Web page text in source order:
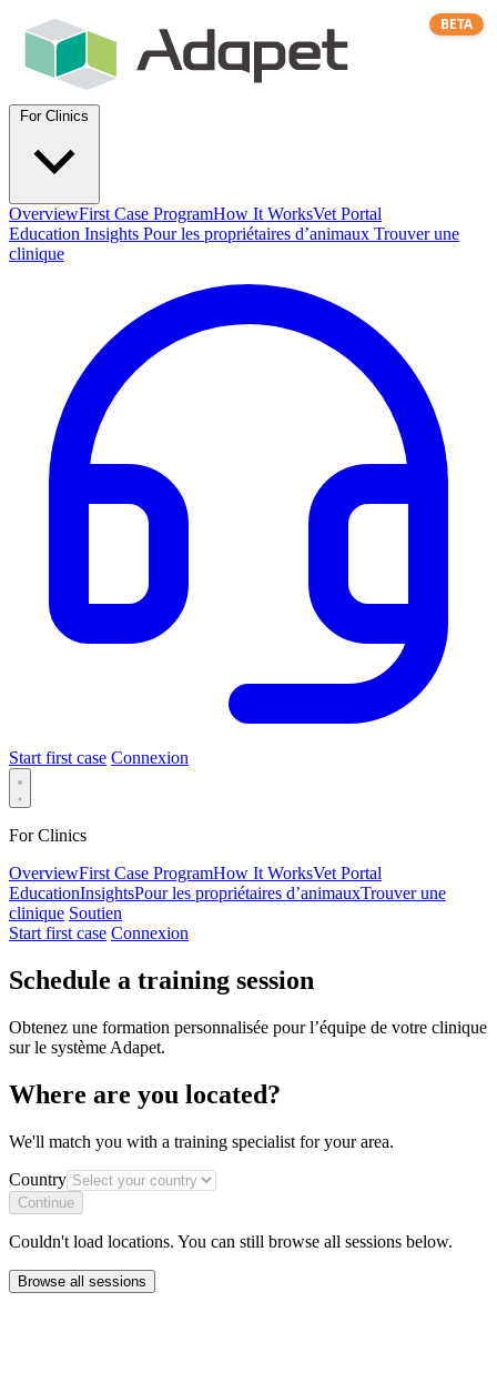
OverviewFirst Case ProgramHow It WorksVet Portal
Education Insights Pour les propriétaires d’animaux Trouver une
clinique
Start first case Connexion
For Clinics
OverviewFirst Case ProgramHow It WorksVet Portal
EducationInsightsPour les propriétaires d’animauxTrouver une
clinique Soutien
Start first case Connexion
Schedule a training session
Obtenez une formation personnalisée pour l’équipe de votre clinique
sur le système Adapet.
Where are you located?
We'll match you with a training specialist for your area.
Country
Continue
Couldn't load locations. You can still browse all sessions below.
Browse all sessions
BETA